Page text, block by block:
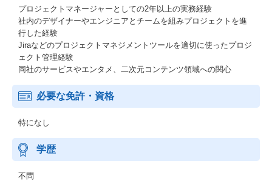
プロジェクトマネージャーとしての2年以上の実務経験
社内のデザイナーやエンジニアとチームを組みプロジェクトを進
行した経験
Jiraなどのプロジェクトマネジメントツールを適切に使ったプロジ
ェクト管理経験
同社のサービスやエンタメ、二次元コンテンツ領域への関心
必要な免許・資格
特になし
学歴
不問